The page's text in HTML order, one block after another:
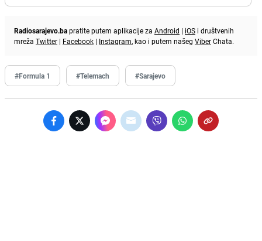
Radiosarajevo.bapratite putem aplikacije za Android | iOS i društvenih
mreža Twitter | Facebook | Instagram, kao i putem našeg ViberChata.
#Formula 1 #Telemach #Sarajevo